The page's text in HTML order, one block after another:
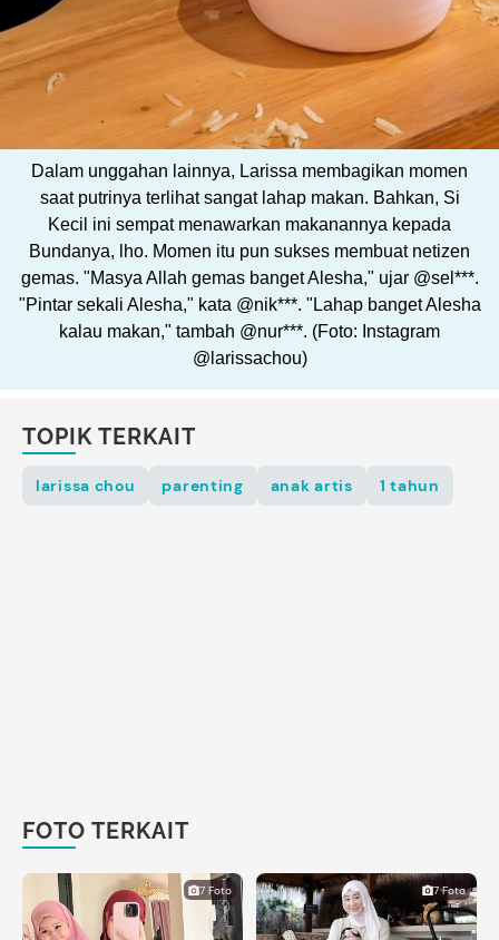
Dalam unggahan lainnya, Larissa membagikan momen
saat putrinya terlihat sangat lahap makan. Bahkan, Si
Kecil ini sempat menawarkan makanannya kepada
Bundanya, lho. Momen itu pun sukses membuat netizen
gemas. "Masya Allah gemas banget Alesha," ujar @sel***.
"Pintar sekali Alesha," kata @nik***. "Lahap banget Alesha
kalau makan," tambah @nur***. (Foto: Instagram
@larissachou)
TOPIK TERKAIT
larissa chou parenting anak artis 1 tahun
FOTO TERKAIT
7 Foto 7 Foto